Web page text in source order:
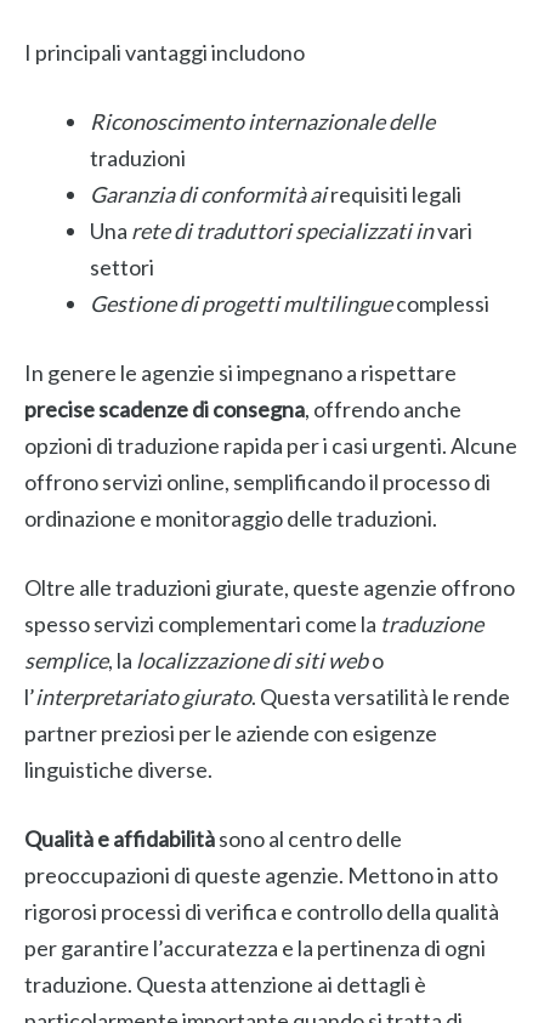
I principali vantaggi includono
Riconoscimento internazionale delle
traduzioni
Garanzia di conformità airequisiti legali
Una rete di traduttori specializzati invari
settori
Gestione di progetti multilinguecomplessi
In genere le agenzie si impegnano a rispettare
precise scadenze di consegna, offrendo anche
opzioni di traduzione rapida per i casi urgenti. Alcune
offrono servizi online, semplificando il processo di
ordinazione e monitoraggio delle traduzioni.
Oltre alle traduzioni giurate, queste agenzie offrono
spesso servizi complementari come la traduzione
semplice, la localizzazione di siti webo
l’interpretariato giurato. Questa versatilità le rende
partner preziosi per le aziende con esigenze
linguistiche diverse.
Qualità e affidabilitàsono al centro delle
preoccupazioni di queste agenzie. Mettono in atto
rigorosi processi di verifica e controllo della qualità
per garantire l’accuratezza e la pertinenza di ogni
traduzione. Questa attenzione ai dettagli è